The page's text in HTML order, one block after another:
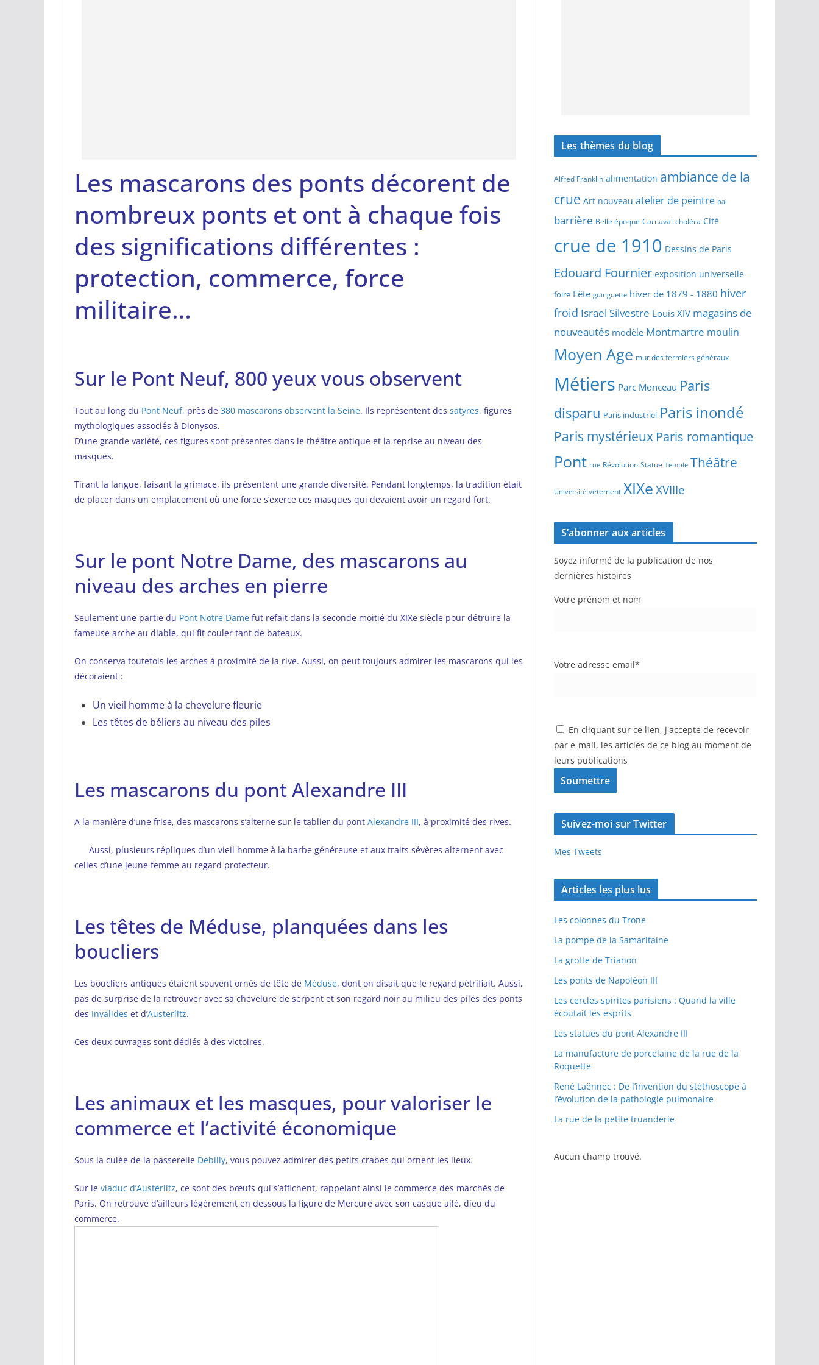
Les mascarons des ponts décorent de
nombreux ponts et ont à chaque fois
des significations différentes :
protection, commerce, force
militaire…
Sur le Pont Neuf, 800 yeux vous observent
Tout au long du Pont Neuf, près de 380 mascarons observent la Seine. Ils représentent des satyres, figures
mythologiques associés à Dionysos.
D’une grande variété, ces figures sont présentes dans le théâtre antique et la reprise au niveau des
masques.
Tirant la langue, faisant la grimace, ils présentent une grande diversité. Pendant longtemps, la tradition était
de placer dans un emplacement où une force s’exerce ces masques qui devaient avoir un regard fort.
Sur le pont Notre Dame, des mascarons au
niveau des arches en pierre
Seulement une partie du Pont Notre Dame fut refait dans la seconde moitié du XIXe siècle pour détruire la
fameuse arche au diable, qui fit couler tant de bateaux.
On conserva toutefois les arches à proximité de la rive. Aussi, on peut toujours admirer les mascarons qui les
décoraient :
Un vieil homme à la chevelure fleurie
Les têtes de béliers au niveau des piles
Les mascarons du pont Alexandre III
A la manière d’une frise, des mascarons s’alterne sur le tablier du pont Alexandre III, à proximité des rives.
Aussi, plusieurs répliques d’un vieil homme à la barbe généreuse et aux traits sévères alternent avec
celles d’une jeune femme au regard protecteur.
Les têtes de Méduse, planquées dans les
boucliers
Les boucliers antiques étaient souvent ornés de tête de Méduse, dont on disait que le regard pétrifiait. Aussi,
pas de surprise de la retrouver avec sa chevelure de serpent et son regard noir au milieu des piles des ponts
des Invalides et d’Austerlitz.
Ces deux ouvrages sont dédiés à des victoires.
Les animaux et les masques, pour valoriser le
commerce et l’activité économique
Sous la culée de la passerelle Debilly, vous pouvez admirer des petits crabes qui ornent les lieux.
Sur le viaduc d’Austerlitz, ce sont des bœufs qui s’affichent, rappelant ainsi le commerce des marchés de
Paris. On retrouve d’ailleurs légèrement en dessous la figure de Mercure avec son casque ailé, dieu du
commerce.
Les thèmes du blog
Alfred Franklin alimentation ambiance de la
crue Art nouveau atelier de peintre bal
barrière Belle époque Carnaval choléra Cité
crue de 1910 Dessins de Paris
Edouard Fournier exposition universelle
foire Fête guinguette hiver de 1879 - 1880 hiver
froid Israel Silvestre Louis XIV magasins de
nouveautés modèle Montmartre moulin
Moyen Age mur des fermiers généraux
Métiers Parc Monceau Paris
disparu Paris industriel Paris inondé
Paris mystérieux Paris romantique
Pont rue Révolution Statue Temple Théâtre
Université vêtement XIXeXVIIIe
S’abonner aux articles
Soyez informé de la publication de nos
dernières histoires
Votre prénom et nom
Votre adresse email*
En cliquant sur ce lien, j'accepte de recevoir
par e-mail, les articles de ce blog au moment de
leurs publications
Suivez-moi sur Twitter
Mes Tweets
Articles les plus lus
Les colonnes du Trone
La pompe de la Samaritaine
La grotte de Trianon
Les ponts de Napoléon III
Les cercles spirites parisiens : Quand la ville
écoutait les esprits
Les statues du pont Alexandre III
La manufacture de porcelaine de la rue de la
Roquette
René Laënnec : De l’invention du stéthoscope à
l’évolution de la pathologie pulmonaire
La rue de la petite truanderie
Aucun champ trouvé.